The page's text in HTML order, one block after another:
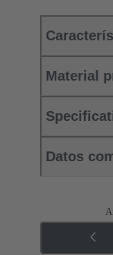
Material
Datos